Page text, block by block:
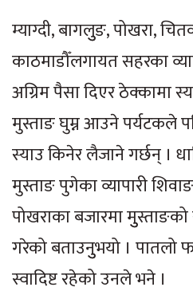
म्याग्दी, बागलुुङ, पोखरा,
काठमाडौँलगायत सहरका
अग्रिम पैसा दिएर ठेक्कामा
मुस्ताङ घुम्न आउने पर्यटकले
स्याउ किनेर लैजाने गर्छन् ।
मुस्ताङ पुगेका व्यापारी
पोखराका बजारमा
गरेको बताउनुुभयो । पातलो
स्वादिष्ट रहेको उनले भने ।